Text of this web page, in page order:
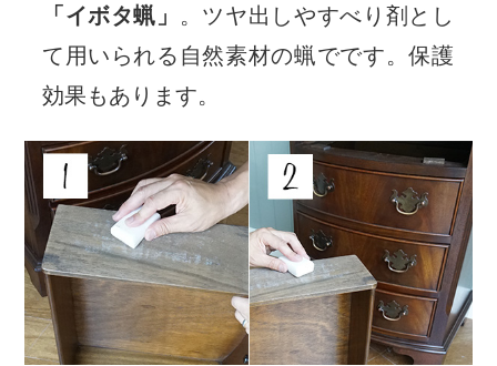
「イボタ蝋」 。ツヤ出しやすべり剤とし
て用いられる自然素材の蝋でです。保護
効果もあります。